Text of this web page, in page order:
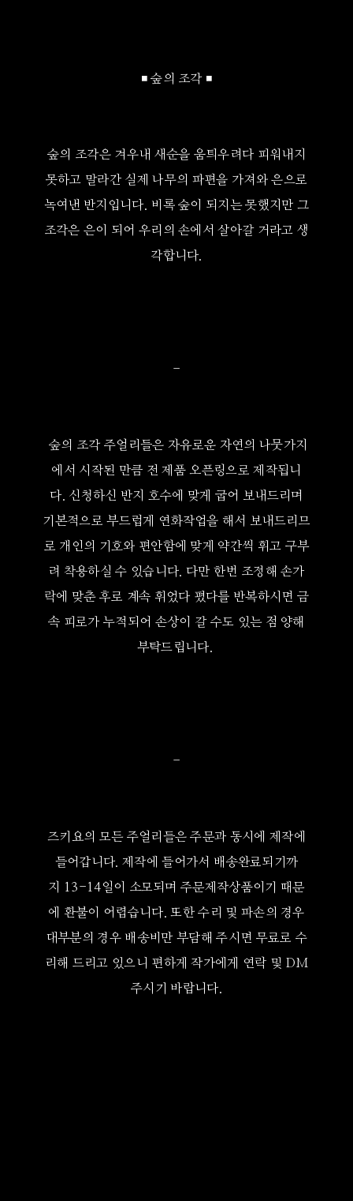
◾ 숲의 조각 ◾
숲의 조각은 겨우내 새순을 움틔우려다 피워내지
못하고 말라간 실제 나무의 파편을 가져와 은으로
녹여낸 반지입니다. 비록 숲이 되지는 못했지만 그
조각은 은이 되어 우리의 손에서 살아갈 거라고 생
각합니다.
-
숲의 조각 주얼리들은 자유로운 자연의 나뭇가지
에서 시작된 만큼 전 제품 오픈링으로 제작됩니
다. 신청하신 반지 호수에 맞게 굽어 보내드리며
기본적으로 부드럽게 연화작업을 해서 보내드리므
로 개인의 기호와 편안함에 맞게 약간씩 휘고 구부
려 착용하실 수 있습니다. 다만 한번 조정해 손가
락에 맞춘 후로 계속 휘었다 폈다를 반복하시면 금
속 피로가 누적되어 손상이 갈 수도 있는 점 양해
부탁드립니다.
-
즈키요의 모든 주얼리들은 주문과 동시에 제작에
들어갑니다.제작에 들어가서 배송완료되기까
지 13-14일이
소모되며 주문제작상품이기 때문
에 환불이 어렵습니다. 또한 수리 및 파손의 경우
대부분의 경우 배송비만 부담해 주시면 무료로 수
리해 드리고 있으니 편하게 작가에게 연락 및 DM
주시기 바랍니다.